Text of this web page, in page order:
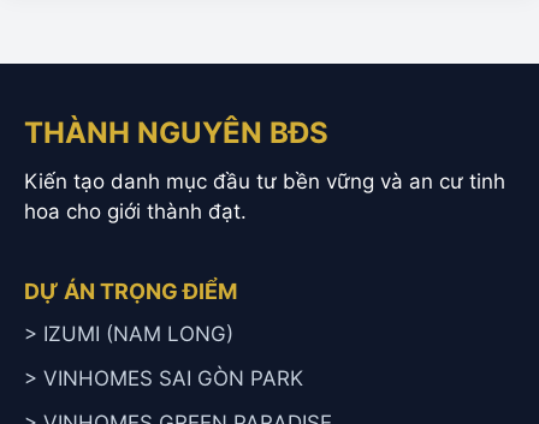
THÀNH NGUYÊN BĐS
Kiến tạo danh mục đầu tư bền vững và an cư tinh
hoa cho giới thành đạt.
DỰ ÁN TRỌNG ĐIỂM
> IZUMI (NAM LONG)
> VINHOMES SAI GÒN PARK